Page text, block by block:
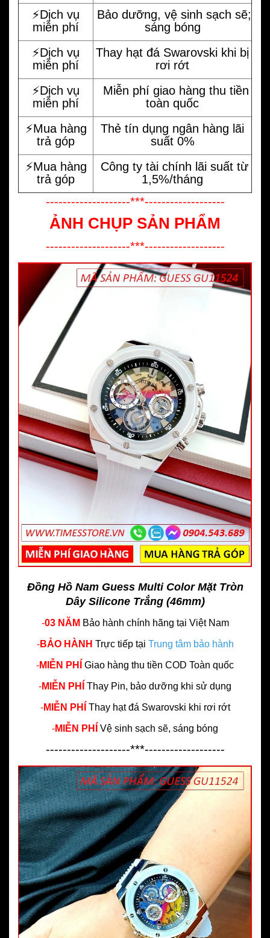
⚡️Dịch vụ
miễn phí
Bảo dưỡng, vệ sinh sạch sẽ;
sáng bóng
⚡️Dịch vụ
miễn phí
Thay hạt đá Swarovski khi bị
rơi rớt
⚡️Dịch vụ
miễn phí
Miễn phí giao hàng thu tiền
toàn quốc
⚡️Mua hàng
trả góp
Thẻ tín dụng ngân hàng lãi
suất 0%
⚡️Mua hàng
trả góp
Công ty tài chính lãi suất từ
1,5%/tháng
--------------------***-------------------
ẢNH CHỤP SẢN PHẨM
--------------------***-------------------
Đồng Hồ Nam Guess Multi Color Mặt Tròn
Dây Silicone Trắng (46mm)
-03 NĂM Bảo hành chính hãng tại Việt Nam
-BẢO HÀNH Trực tiếp tại Trung tâm bảo hành
-MIỄN PHÍ Giao hàng thu tiền COD Toàn quốc
-MIỄN PHÍ Thay Pin, bảo dưỡng khi sử dụng
-MIỄN PHÍ Thay hạt đá Swarovski khi rơi rớt
-MIỄN PHÍ Vệ sinh sạch sẽ, sáng bóng
--------------------***-------------------